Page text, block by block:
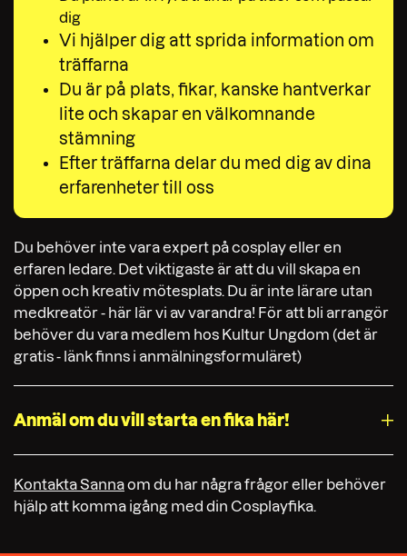
dig
Vi hjälper dig att sprida information om
träffarna
Du är på plats, fikar, kanske hantverkar
lite och skapar en välkomnande
stämning
Efter träffarna delar du med dig av dina
erfarenheter till oss
Du behöver inte vara expert på cosplay eller en
erfaren ledare. Det viktigaste är att du vill skapa en
öppen och kreativ mötesplats. Du är inte lärare utan
medkreatör - här lär vi av varandra! För att bli arrangör
behöver du vara medlem hos Kultur Ungdom (det är
gratis - länk finns i anmälningsformuläret)
Anmäl om du vill starta en fika här!
Kontakta Sannaom du har några frågor eller behöver
hjälp att komma igång med din Cosplayfika.